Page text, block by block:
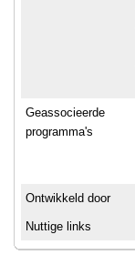
Geassocieerde
programma's
Ontwikkeld door
Nuttige links